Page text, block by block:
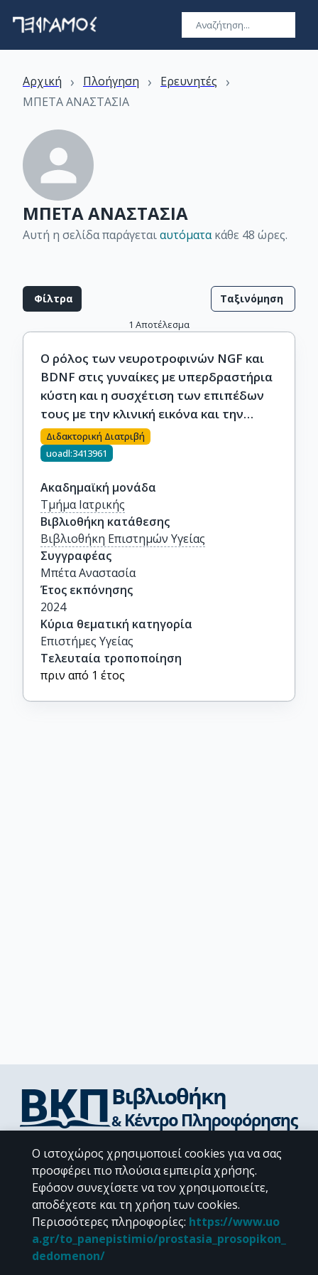
Αρχική › Πλοήγηση › Ερευνητές ›
ΜΠΕΤΑ ΑΝΑΣΤΑΣΙΑ
ΜΠΕΤΑ ΑΝΑΣΤΑΣΙΑ
Αυτή η σελίδα παράγεταιαυτόματακάθε 48 ώρες.
Φίλτρα Ταξινόμηση
1 Αποτέλεσμα
Ο ρόλος των νευροτροφινών NGF και
BDNF στις γυναίκες με υπερδραστήρια
κύστη και η συσχέτιση των επιπέδων
τους με την κλινική εικόνα και την
αποτελεσματικότητα της
φαρμακευτικής θεραπείας.
Διδακτορική Διατριβή
uoadl:3413961
Ακαδημαϊκή μονάδα
Τμήμα Ιατρικής
Βιβλιοθήκη κατάθεσης
Βιβλιοθήκη Επιστημών Υγείας
Συγγραφέας
Μπέτα Αναστασία
Έτος εκπόνησης
2024
Κύρια θεματική κατηγορία
Επιστήμες Υγείας
Τελευταία τροποποίηση
πριν από 1 έτος
Διεύθυνση Βιβλιοθήκης & Κέντρου Πληροφόρησης
Βιβλιοθήκες Σχολών του ΕΚΠΑ
Υπολογιστικό Κέντρο Βιβλιοθηκών
Επικοινωνία / Helpdesk
Ο ιστοχώρος χρησιμοποιεί cookies για να σας
προσφέρει πιο πλούσια εμπειρία χρήσης.
Εφόσον συνεχίσετε να τον χρησιμοποιείτε,
αποδέχεστε και τη χρήση των cookies.
Περισσότερες πληροφορίες: https://www.uo
a.gr/to_panepistimio/prostasia_prosopikon_
dedomenon/